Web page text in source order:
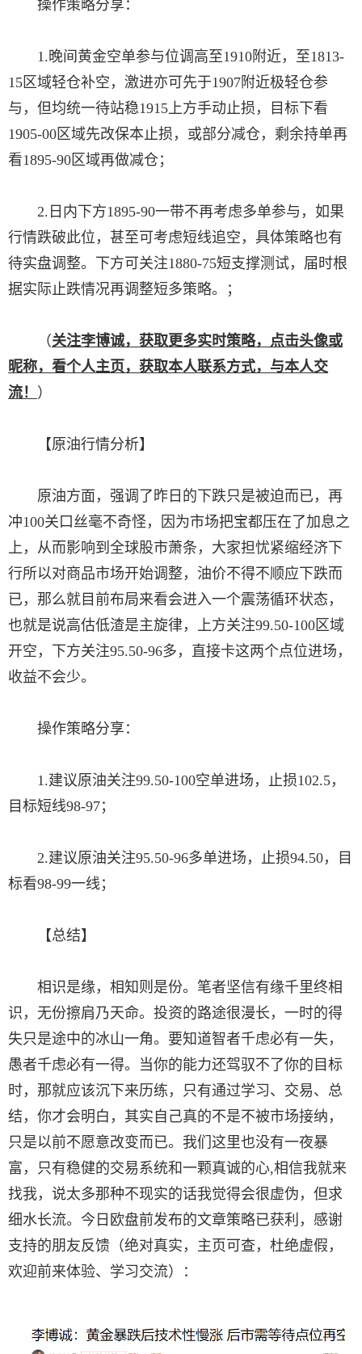
操作策略分享：
1.晚间黄金空单参与位调高至1910附近，至1813-
15区域轻仓补空，激进亦可先于1907附近极轻仓参
与，但均统一待站稳1915上方手动止损，目标下看
1905-00区域先改保本止损，或部分减仓，剩余持单再
看1895-90区域再做减仓；
2.日内下方1895-90一带不再考虑多单参与，如果
行情跌破此位，甚至可考虑短线追空，具体策略也有
待实盘调整。下方可关注1880-75短支撑测试，届时根
据实际止跌情况再调整短多策略。；
（关注李博诚，获取更多实时策略，点击头像或
昵称，看个人主页，获取本人联系方式，与本人交
流！ ）
【原油行情分析】
原油方面，强调了昨日的下跌只是被迫而已，再
冲100关口丝毫不奇怪，因为市场把宝都压在了加息之
上，从而影响到全球股市萧条，大家担忧紧缩经济下
行所以对商品市场开始调整，油价不得不顺应下跌而
已，那么就目前布局来看会进入一个震荡循环状态，
也就是说高估低渣是主旋律，上方关注99.50-100区域
开空，下方关注95.50-96多，直接卡这两个点位进场，
收益不会少。
操作策略分享：
1.建议原油关注99.50-100空单进场，止损102.5，
目标短线98-97；
2.建议原油关注95.50-96多单进场，止损94.50，目
标看98-99一线；
【总结】
相识是缘，相知则是份。笔者坚信有缘千里终相
识，无份擦肩乃天命。投资的路途很漫长，一时的得
失只是途中的冰山一角。要知道智者千虑必有一失，
愚者千虑必有一得。当你的能力还驾驭不了你的目标
时，那就应该沉下来历练，只有通过学习、交易、总
结，你才会明白，其实自己真的不是不被市场接纳，
只是以前不愿意改变而已。我们这里也没有一夜暴
富，只有稳健的交易系统和一颗真诚的心,相信我就来
找我，说太多那种不现实的话我觉得会很虚伪，但求
细水长流。今日欧盘前发布的文章策略已获利，感谢
支持的朋友反馈（绝对真实，主页可查，杜绝虚假，
欢迎前来体验、学习交流）：